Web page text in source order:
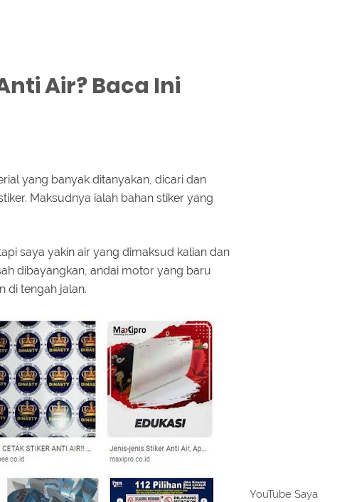
Air? Baca Ini
yang banyak ditanyakan, dicari dan
Maksudnya ialah bahan stiker yang
saya yakin air yang dimaksud kalian dan
dibayangkan, andai motor yang baru
di tengah jalan.
YouTube Saya